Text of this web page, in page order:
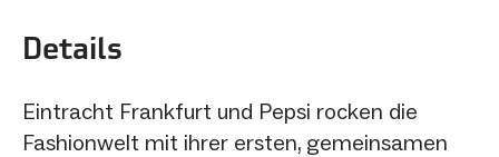
Details
Eintracht Frankfurt und Pepsi rocken die
Fashionwelt mit ihrer ersten, gemeinsamen